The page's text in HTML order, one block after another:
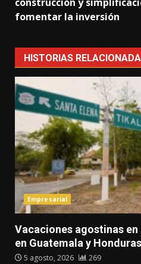
fomentar la inversión
HISTORIAS
Empresarial
Vacaciones agostinas
en Guatemala y Honduras
5 agosto, 2026 269